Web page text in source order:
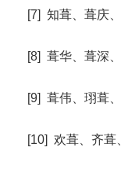
[7] 知葺、葺庆
[8] 葺华、葺深
[9] 葺伟、珝葺
[10] 欢葺、齐葺